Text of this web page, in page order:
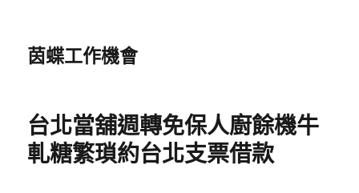
茵蝶工作機會
台北當舖週轉免保人廚餘機牛
軋糖繁瑣約台北支票借款